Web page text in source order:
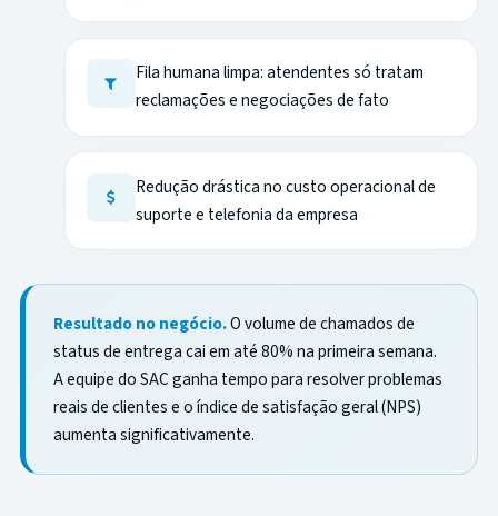
Fila humana limpa: atendentes só tratam
reclamações e negociações de fato
Redução drástica no custo operacional de
suporte e telefonia da empresa
Resultado no negócio.O volume de chamados de
status de entrega cai em até 80% na primeira semana.
A equipe do SAC ganha tempo para resolver problemas
reais de clientes e o índice de satisfação geral (NPS)
aumenta significativamente.